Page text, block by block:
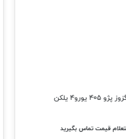
یورو4 یلکن
قیمت تماس بگیرید